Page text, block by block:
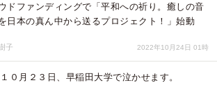
ドファンディングで「平和への祈り。癒しの音
日本の真ん中から送るプロジェクト！」始動
子 2022年10月24日 01時
１０月２３日、早稲田大学で泣かせます。